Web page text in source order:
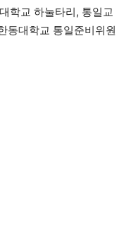
학교 하눌타리, 통일교
동대학교 통일준비위원